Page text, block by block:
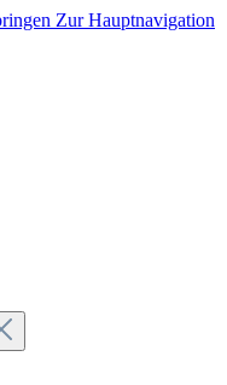
Zur Hauptnavigation